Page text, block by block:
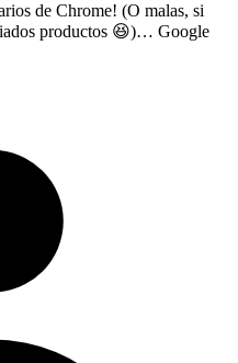
de Chrome! (O malas, si
productos 😆)… Google